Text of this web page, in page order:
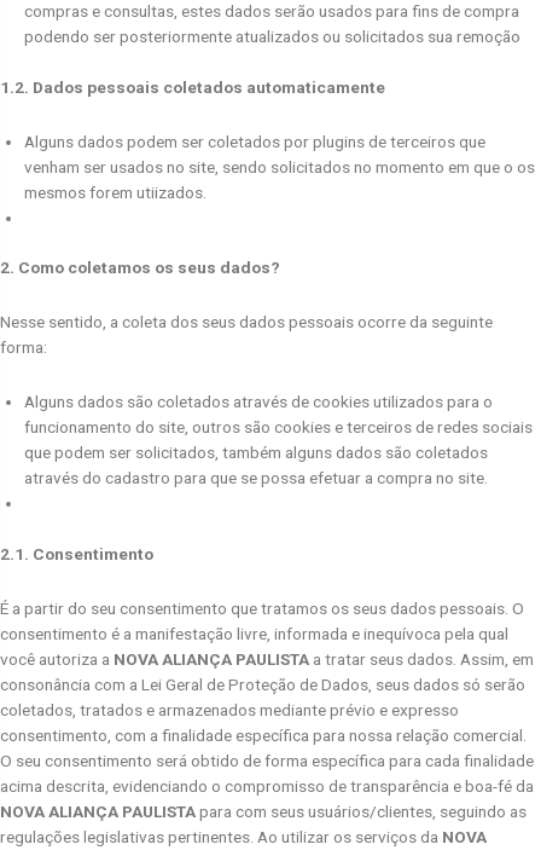
compras e consultas, estes dados serão usados para fins de compra
podendo ser posteriormente atualizados ou solicitados sua remoção
1.2. Dados pessoais coletados automaticamente
Alguns dados podem ser coletados por plugins de terceiros que
venham ser usados no site, sendo solicitados no momento em que o os
mesmos forem utiizados.
2. Como coletamos os seus dados?
Nesse sentido, a coleta dos seus dados pessoais ocorre da seguinte
forma:
Alguns dados são coletados através de cookies utilizados para o
funcionamento do site, outros são cookies e terceiros de redes sociais
que podem ser solicitados, também alguns dados são coletados
através do cadastro para que se possa efetuar a compra no site.
2.1. Consentimento
É a partir do seu consentimento que tratamos os seus dados pessoais. O
consentimento é a manifestação livre, informada e inequívoca pela qual
você autoriza a NOVA ALIANÇA PAULISTA a tratar seus dados. Assim, em
consonância com a Lei Geral de Proteção de Dados, seus dados só serão
coletados, tratados e armazenados mediante prévio e expresso
consentimento, com a finalidade específica para nossa relação comercial.
O seu consentimento será obtido de forma específica para cada finalidade
acima descrita, evidenciando o compromisso de transparência e boa-fé da
NOVA ALIANÇA PAULISTApara com seus usuários/clientes, seguindo as
regulações legislativas pertinentes. Ao utilizar os serviços da NOVA